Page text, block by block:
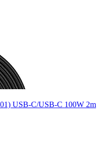
USB-C/USB-C 100W 2m